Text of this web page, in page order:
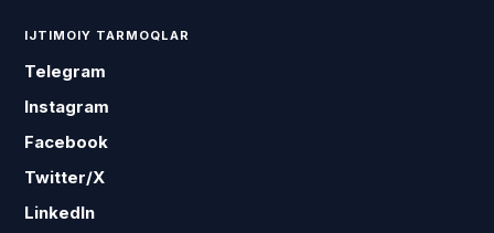
IJTIMOIY TARMOQLAR
Telegram
Instagram
Facebook
Twitter/X
LinkedIn